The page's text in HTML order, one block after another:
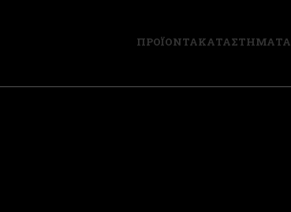
ΠΡΟΪΟΝΤΑΚΑΤΑΣΤΗΜΑΤΑ